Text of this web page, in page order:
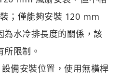
；僅能夠安裝 120 mm
為水冷排長度的關係，該
限制。
備安裝位置，使用無橫桿